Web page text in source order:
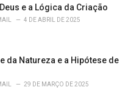
e a Lógica da Criação
4 DE ABRIL DE 2025
da Natureza e a Hipótese de
29 DE MARÇO DE 2025